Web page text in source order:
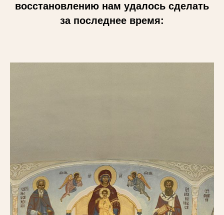
восстановлению нам удалось сделать
за последнее время: